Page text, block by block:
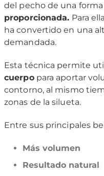
del pecho de una forma
proporcionada. Para
ha convertido en una
demandada.
Esta técnica permite
cuerpopara aportar
contorno, al mismo
zonas de la silueta.
Entre sus principales
Más volumen
Resultado natural